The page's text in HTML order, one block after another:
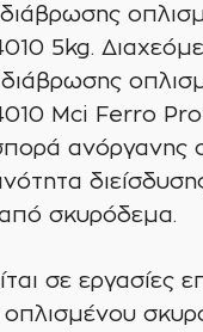
5kg.
Mci Ferro
ανόργανης
σκυρόδεμα.
σε εργασίες